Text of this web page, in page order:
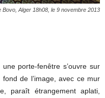
Bovo, Alger 18h08, le 9 novembre 2013
porte-fenêtre s’ouvre sur
de l’image, avec ce mur
paraît étrangement aplati,